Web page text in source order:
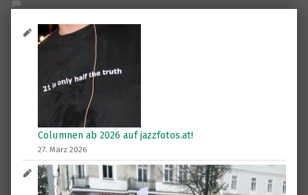
Columnen ab 2026 auf jazzfotos.at!
27. März 2026